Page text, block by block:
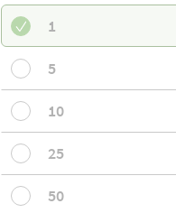
1
5
10
25
50